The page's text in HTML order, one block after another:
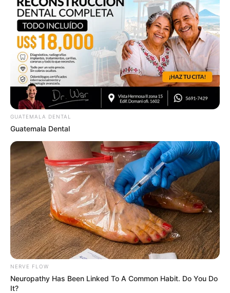
He Awaited Death, But What This Animal Did Left
Him Speechless!
BUZZ DAY
Neuropathy Has Been Linked To A Common Habit.
Do You Do It?
NERVE FLOW
GUATEMALA DENTAL
Guatemala Dental
NERVE FLOW
Neuropathy Has Been Linked To A Common Habit. Do You Do
It?